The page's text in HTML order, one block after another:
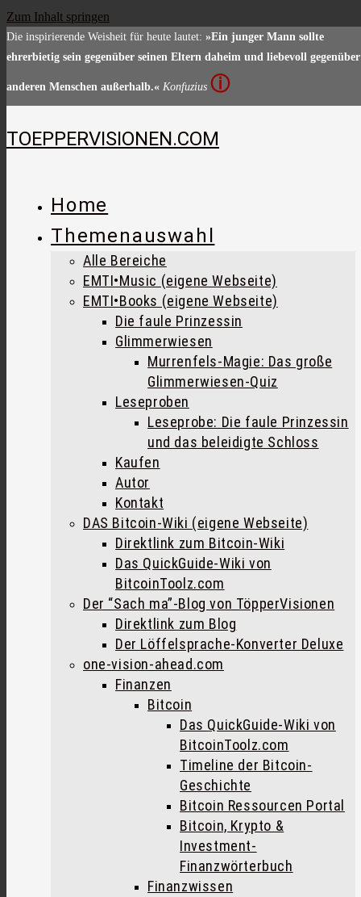
Zum Inhalt springen
Die inspirierende Weisheit für heute lautet: »Ein junger Mann sollte
ehrerbietig sein gegenüber seinen Eltern daheim und liebevoll gegenüber
anderen Menschen außerhalb.« Konfuzius ⓘ
TOEPPERVISIONEN.COM
Home
Themenauswahl
Alle Bereiche
EMTI•Music (eigene Webseite)
EMTI•Books (eigene Webseite)
Die faule Prinzessin
Glimmerwiesen
Murrenfels-Magie: Das große
Glimmerwiesen-Quiz
Leseproben
Leseprobe: Die faule Prinzessin
und das beleidigte Schloss
Kaufen
Autor
Kontakt
DAS Bitcoin-Wiki (eigene Webseite)
Direktlink zum Bitcoin-Wiki
Das QuickGuide-Wiki von
BitcoinToolz.com
Der “Sach ma”-Blog von TöpperVisionen
Direktlink zum Blog
Der Löffelsprache-Konverter Deluxe
one-vision-ahead.com
Finanzen
Bitcoin
Das QuickGuide-Wiki von
BitcoinToolz.com
Timeline der Bitcoin-
Geschichte
Bitcoin Ressourcen Portal
Bitcoin, Krypto &
Investment-
Finanzwörterbuch
Finanzwissen